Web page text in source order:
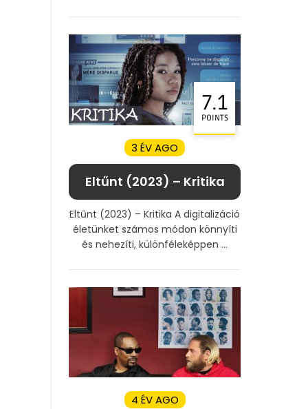
7.1
POINTS
3 ÉV AGO
Eltűnt (2023) – Kritika
Eltűnt (2023) – Kritika A digitalizáció
életünket számos módon könnyíti
és nehezíti, különféleképpen ...
4 ÉV AGO